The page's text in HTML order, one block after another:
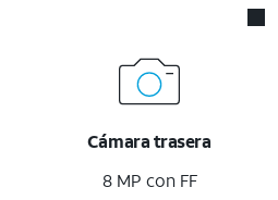
Cámara trasera
8 MP con FF